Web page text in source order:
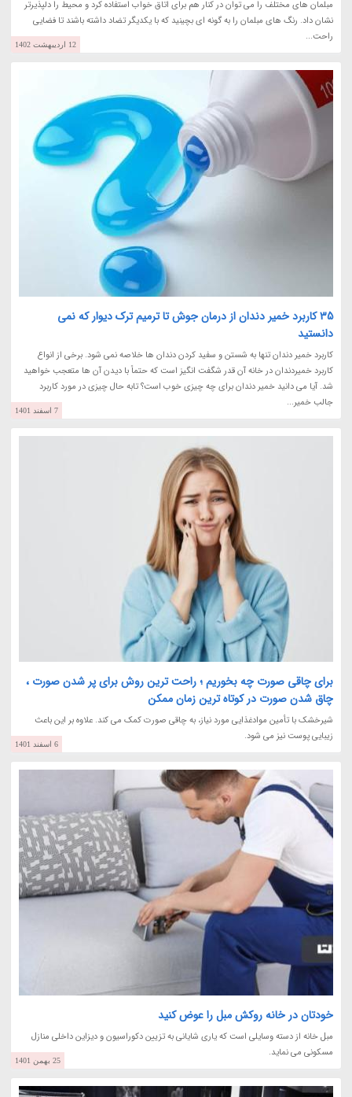
مبلمان های مختلف را می توان در کنار هم برای اتاق خواب استفاده کرد و محیط را دلپذیرتر
نشان داد. رنگ های مبلمان را به گونه ای بچینید که با یکدیگر تضاد داشته باشند تا فضایی
راحت...
12 اردیبهشت 1402
35 کاربرد خمیر دندان از درمان جوش تا ترمیم ترک دیوار که نمی
دانستید
کاربرد خمیر دندان تنها به شستن و سفید کردن دندان ها خلاصه نمی شود. برخی از انواع
کاربرد خمیردندان در خانه آن قدر شگفت انگیز است که حتماً با دیدن آن ها متعجب خواهید
شد. آیا می دانید خمیر دندان برای چه چیزی خوب است؟ تابه حال چیزی در مورد کاربرد
جالب خمیر...
7 اسفند 1401
برای چاقی صورت چه بخوریم ؛ راحت ترین روش برای پر شدن صورت ،
چاق شدن صورت در کوتاه ترین زمان ممکن
شیرخشک با تأمین موادغذایی مورد نیاز، به چاقی صورت کمک می کند. علاوه بر این باعث
زیبایی پوست نیز می شود.
6 اسفند 1401
خودتان در خانه روکش مبل را عوض کنید
مبل خانه از دسته وسایلی است که یاری شایانی به تزیین دکوراسیون و دیزاین داخلی منازل
مسکونی می نماید.
25 بهمن 1401